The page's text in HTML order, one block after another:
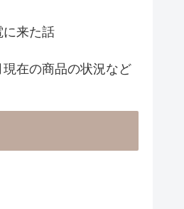
に来た話
現在の商品の状況など